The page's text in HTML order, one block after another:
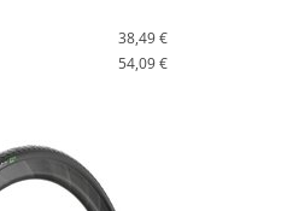
38,49 €
54,09 €